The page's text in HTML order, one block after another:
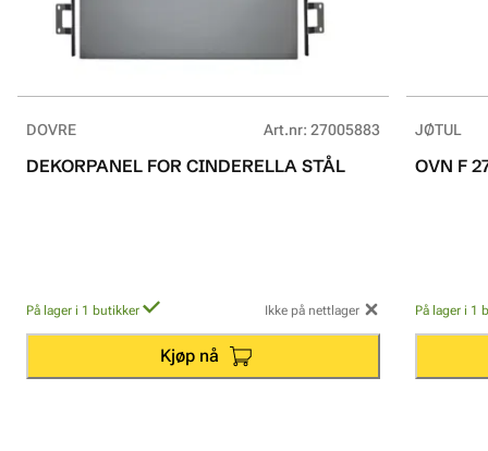
DOVRE Art.nr: 27005883
DEKORPANEL FOR CINDERELLA STÅL
På lager i 1 butikker Ikke på nettlager
Kjøp nå
JØTUL
OVN F
På lager i 1